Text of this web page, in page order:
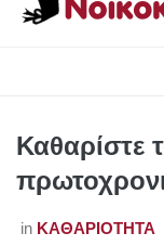
Καθαρίστε
in ΚΑΘΑΡΙΌΤΗΤΑ